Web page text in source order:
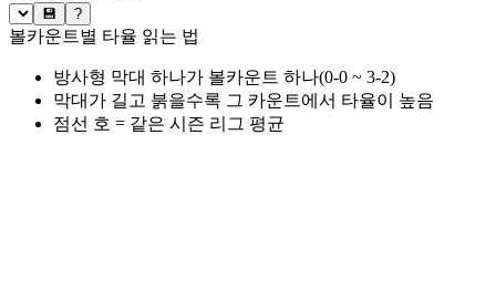
💾 ?
볼카운트별 타율 읽는 법
방사형 막대 하나가 볼카운트 하나(0-0 ~ 3-2)
막대가 길고 붉을수록 그 카운트에서 타율이 높음
점선 호 = 같은 시즌 리그 평균